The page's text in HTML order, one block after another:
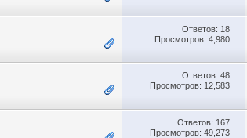
Ответов: 18
Просмотров: 4,980
Ответов: 48
Просмотров: 12,583
Ответов: 167
Просмотров: 49,273